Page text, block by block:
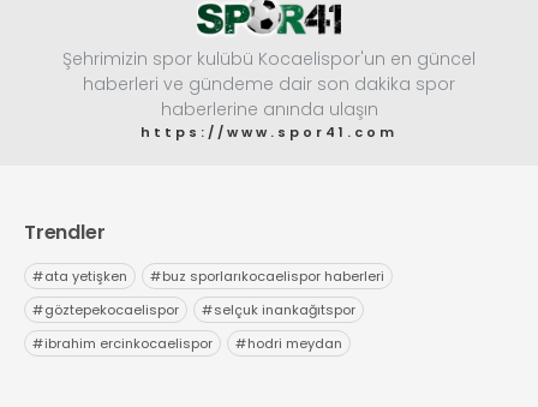
Şehrimizin spor kulübü Kocaelispor'un en güncel
haberleri ve gündeme dair son dakika spor
haberlerine anında ulaşın
https://www.spor41.com
Trendler
#ata yetişken #buz sporlarıkocaelispor haberleri
#göztepekocaelispor #selçuk inankağıtspor
#ibrahim ercinkocaelispor #hodri meydan